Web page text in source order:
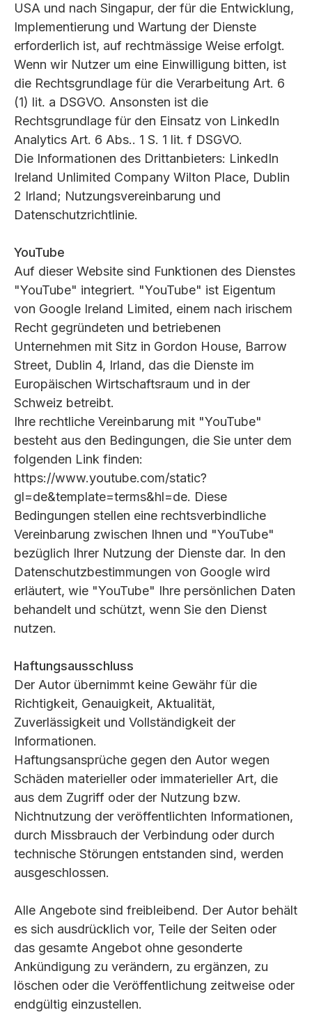
USA und nach Singapur, der für die Entwicklung,
Implementierung und Wartung der Dienste
erforderlich ist, auf rechtmässige Weise erfolgt.
Wenn wir Nutzer um eine Einwilligung bitten, ist
die Rechtsgrundlage für die Verarbeitung Art. 6
(1) lit. a DSGVO. Ansonsten ist die
Rechtsgrundlage für den Einsatz von LinkedIn
Analytics Art. 6 Abs.. 1 S. 1 lit. f DSGVO.
Die Informationen des Drittanbieters: LinkedIn
Ireland Unlimited Company Wilton Place, Dublin
2 Irland; Nutzungsvereinbarung und
Datenschutzrichtlinie.
YouTube
Auf dieser Website sind Funktionen des Dienstes
"YouTube" integriert. "YouTube" ist Eigentum
von Google Ireland Limited, einem nach irischem
Recht gegründeten und betriebenen
Unternehmen mit Sitz in Gordon House, Barrow
Street, Dublin 4, Irland, das die Dienste im
Europäischen Wirtschaftsraum und in der
Schweiz betreibt.
Ihre rechtliche Vereinbarung mit "YouTube"
besteht aus den Bedingungen, die Sie unter dem
folgenden Link finden:
https://www.youtube.com/static?
gl=de&template=terms&hl=de. Diese
Bedingungen stellen eine rechtsverbindliche
Vereinbarung zwischen Ihnen und "YouTube"
bezüglich Ihrer Nutzung der Dienste dar. In den
Datenschutzbestimmungen von Google wird
erläutert, wie "YouTube" Ihre persönlichen Daten
behandelt und schützt, wenn Sie den Dienst
nutzen.
Haftungsausschluss
Der Autor übernimmt keine Gewähr für die
Richtigkeit, Genauigkeit, Aktualität,
Zuverlässigkeit und Vollständigkeit der
Informationen.
Haftungsansprüche gegen den Autor wegen
Schäden materieller oder immaterieller Art, die
aus dem Zugriff oder der Nutzung bzw.
Nichtnutzung der veröffentlichten Informationen,
durch Missbrauch der Verbindung oder durch
technische Störungen entstanden sind, werden
ausgeschlossen.
Alle Angebote sind freibleibend. Der Autor behält
es sich ausdrücklich vor, Teile der Seiten oder
das gesamte Angebot ohne gesonderte
Ankündigung zu verändern, zu ergänzen, zu
löschen oder die Veröffentlichung zeitweise oder
endgültig einzustellen.